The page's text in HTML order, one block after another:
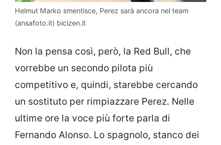
Helmut Marko smentisce, Perez sarà ancora nel team
(ansafoto.it) bicizen.it
Non la pensa così, però, la Red Bull, che
vorrebbe un secondo pilota più
competitivo e, quindi, starebbe cercando
un sostituto per rimpiazzare Perez. Nelle
ultime ore la voce più forte parla di
Fernando Alonso. Lo spagnolo, stanco dei